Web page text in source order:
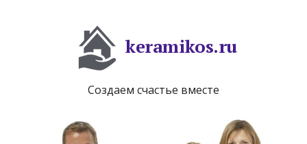
keramikos.ru
Создаем счастье вместе